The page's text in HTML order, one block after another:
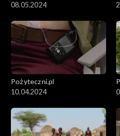
08.05.2024
Pożyteczni.pl
10.04.2024